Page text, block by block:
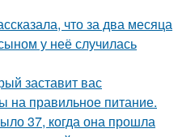
что за два месяца
у неё случилась
заставит вас
на правильное питание.
37, когда она прошла